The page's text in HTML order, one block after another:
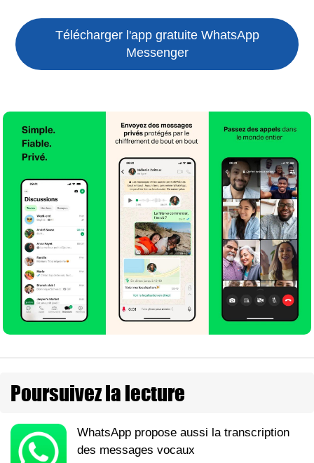
Télécharger l'app gratuite WhatsApp
Messenger
Poursuivez la lecture
WhatsApp propose aussi la transcription
des messages vocaux